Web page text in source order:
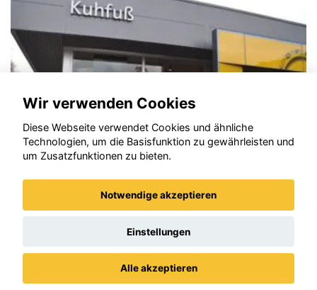
Opel Grandland (X)
Wir verwenden Cookies
Diese Webseite verwendet Cookies und ähnliche
Technologien, um die Basisfunktion zu gewährleisten und
um Zusatzfunktionen zu bieten.
Notwendige akzeptieren
Einstellungen
Alle akzeptieren